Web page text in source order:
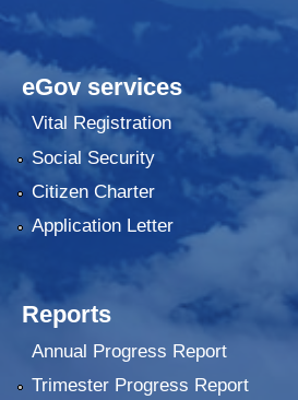
eGov services
Vital Registration
Social Security
Citizen Charter
Application Letter
Reports
Annual Progress Report
Trimester Progress Report